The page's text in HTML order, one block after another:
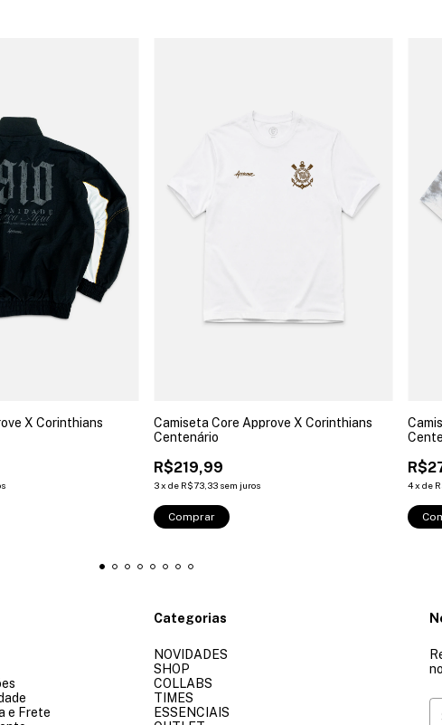
X Corinthians
Camiseta Core Approve X Corinthians
Centenário
R$219,99
3x de R$73,33 sem juros
Comprar
4x de
e Frete
Categorias
NOVIDADES
SHOP
COLLABS
TIMES
ESSENCIAIS